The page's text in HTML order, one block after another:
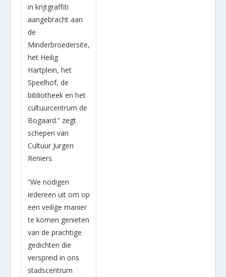
in krijtgraffiti
aangebracht aan
de
Minderbroedersite,
het Heilig
Hartplein, het
Speelhof, de
bibliotheek en het
cultuurcentrum de
Bogaard.” zegt
schepen van
Cultuur Jurgen
Reniers.
“We nodigen
iedereen uit om op
een veilige manier
te komen genieten
van de prachtige
gedichten die
verspreid in ons
stadscentrum